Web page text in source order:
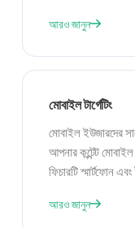
আপনি ইউজার অভিজ্ঞতা
আরও জানুন
মোবাইল টার্গেটিং
মোবাইল ইউজারদের
আপনার কন্টেন্ট
ফিচারটি স্মার্টফোন
চাহিদা এবং পছন্দের
আরও জানুন